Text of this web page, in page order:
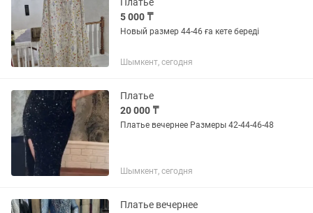
5 000 ₸
Новый размер 44-46 ға кете береді
Шымкент, сегодня
Платье
20 000 ₸
Платье вечернее Размеры 42-44-46-48
Шымкент, сегодня
Платье вечернее